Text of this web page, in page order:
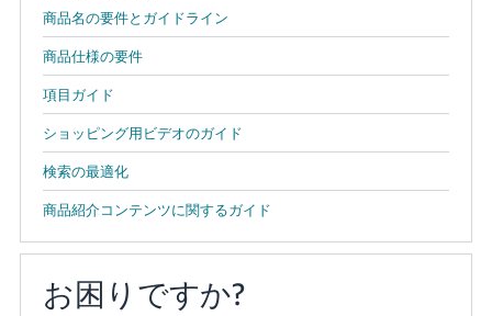
商品名の要件とガイドライン
商品仕様の要件
項目ガイド
ショッピング用ビデオのガイド
検索の最適化
商品紹介コンテンツに関するガイド
お困りですか?